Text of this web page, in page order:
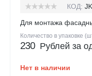
КОД:
Для монтажа
Количество в упаковке
230 Рублей за
Нет в наличии